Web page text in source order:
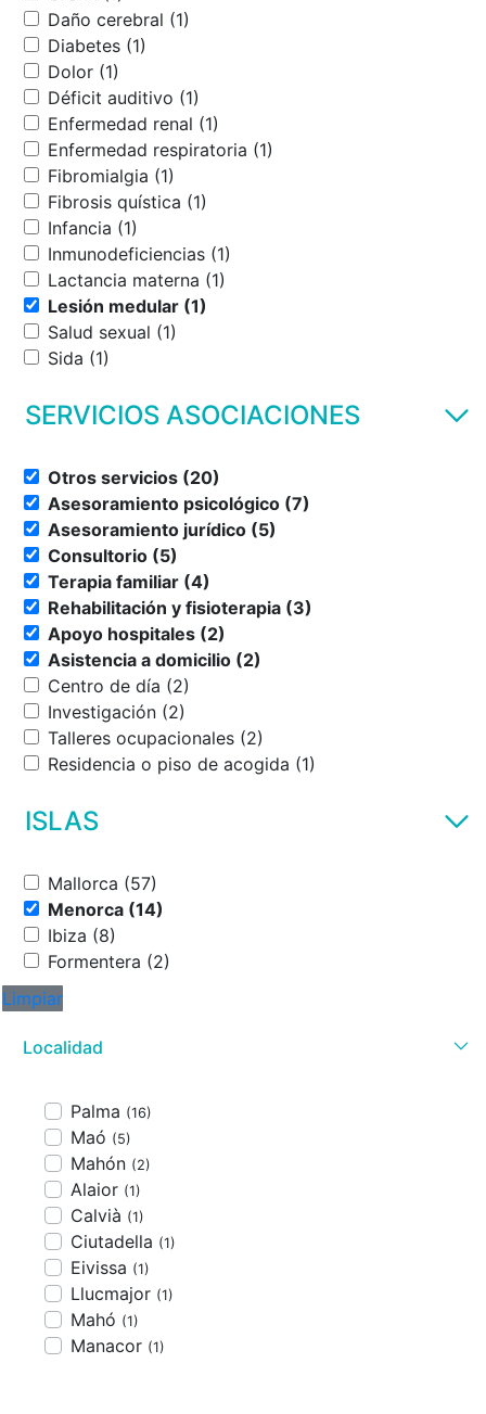
Daño cerebral (1)
Diabetes (1)
Dolor (1)
Déficit auditivo (1)
Enfermedad renal (1)
Enfermedad respiratoria (1)
Fibromialgia (1)
Fibrosis quística (1)
Infancia (1)
Inmunodeficiencias (1)
Lactancia materna (1)
Lesión medular (1)
Salud sexual (1)
Sida (1)
SERVICIOS ASOCIACIONES
Otros servicios (20)
Asesoramiento psicológico (7)
Asesoramiento jurídico (5)
Consultorio (5)
Terapia familiar (4)
Rehabilitación y fisioterapia (3)
Apoyo hospitales (2)
Asistencia a domicilio (2)
Centro de día (2)
Investigación (2)
Talleres ocupacionales (2)
Residencia o piso de acogida (1)
ISLAS
Mallorca (57)
Menorca (14)
Ibiza (8)
Formentera (2)
Limpiar
Localidad
Palma (16)
Maó (5)
Mahón (2)
Alaior (1)
Calvià (1)
Ciutadella (1)
Eivissa (1)
Llucmajor (1)
Mahó (1)
Manacor (1)